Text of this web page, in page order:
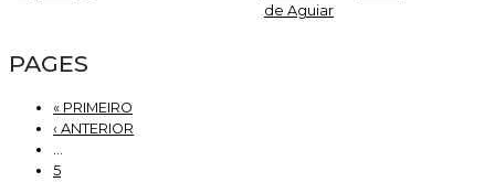
de Aguiar
PAGES
« PRIMEIRO
‹ ANTERIOR
…
5